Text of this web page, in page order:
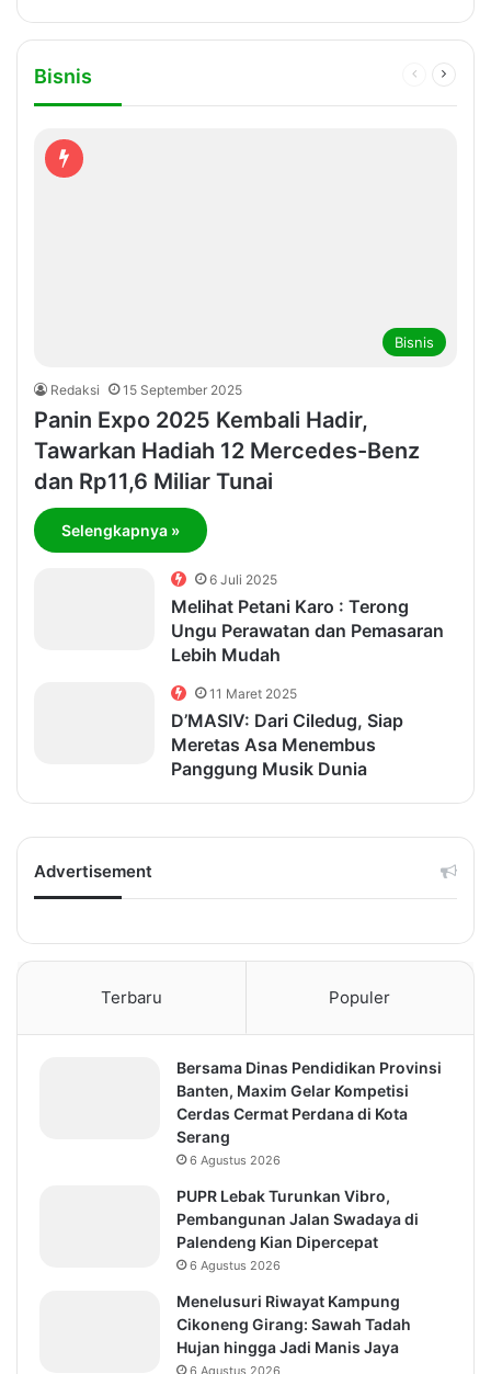
Bisnis
Previous
Bisnis
Redaksi 15 September 2025
Panin Expo 2025 Kembali Hadir,
Tawarkan Hadiah 12 Mercedes-Benz
dan Rp11,6 Miliar Tunai
Selengkapnya »
6 Juli 2025
Melihat Petani Karo : Terong
Ungu Perawatan dan Pemasaran
Lebih Mudah
11 Maret 2025
D’MASIV: Dari Ciledug, Siap
Meretas Asa Menembus
Panggung Musik Dunia
Advertisement
Terbaru Populer
Bersama Dinas Pendidikan Provinsi
Banten, Maxim Gelar Kompetisi
Cerdas Cermat Perdana di Kota
Serang
6 Agustus 2026
PUPR Lebak Turunkan Vibro,
Pembangunan Jalan Swadaya di
Palendeng Kian Dipercepat
6 Agustus 2026
Menelusuri Riwayat Kampung
Cikoneng Girang: Sawah Tadah
Hujan hingga Jadi Manis Jaya
6 Agustus 2026